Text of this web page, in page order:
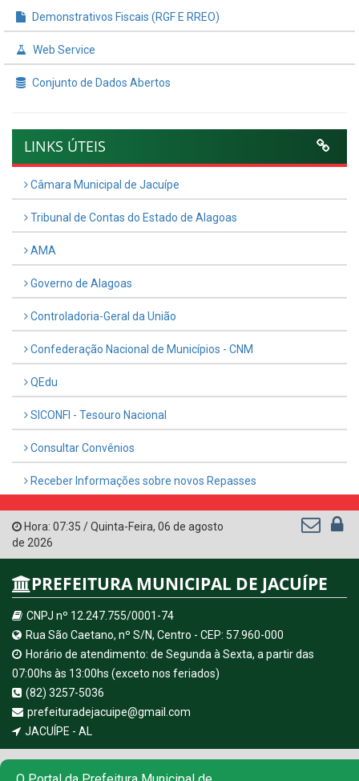
Demonstrativos Fiscais (RGF E RREO)
Web Service
Conjunto de Dados Abertos
LINKS ÚTEIS
Câmara Municipal de Jacuípe
Tribunal de Contas do Estado de Alagoas
AMA
Governo de Alagoas
Controladoria-Geral da União
Confederação Nacional de Municípios - CNM
QEdu
SICONFI - Tesouro Nacional
Consultar Convênios
Receber Informações sobre novos Repasses
Hora: 07:35 /Quinta-Feira, 06 de agosto
de 2026
PREFEITURA MUNICIPAL DE JACUÍPE
CNPJ nº 12.247.755/0001-74
Rua São Caetano, nº S/N, Centro - CEP: 57.960-000
Horário de atendimento: de Segunda à Sexta, a partir das
07:00hs às 13:00hs (exceto nos feriados)
(82) 3257-5036
prefeituradejacuipe@gmail.com
JACUÍPE - AL